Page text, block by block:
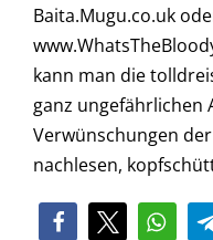
Baita.Mugu.co.uk
kann man die
ganz ungefährlichen
Verwünschungen
nachlesen,